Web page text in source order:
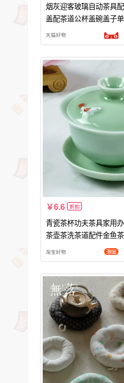
烟灰迎客玻璃自动茶具
盖配茶道公杯盖碗盖子
天猫好物
6.6 折扣
青瓷茶杯功夫茶具家用
茶壶茶洗茶道配件金鱼
淘宝好物